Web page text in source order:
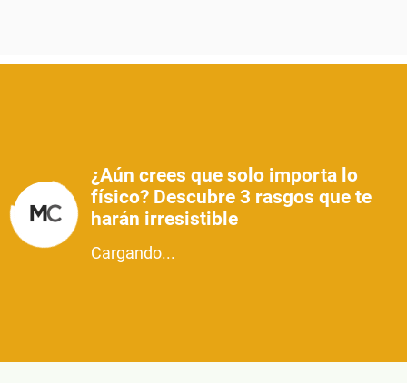
¿Aún crees que solo importa lo
físico? Descubre 3 rasgos que te
harán irresistible
Cargando...